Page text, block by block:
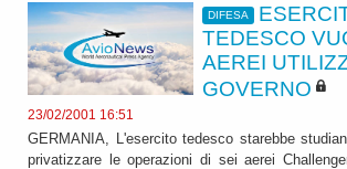
DIFESA
TEDESCO
AEREI
GOVERNO
23/02/2001 16:51
GERMANIA, L'esercito tedesco starebbe
privatizzare le operazioni di sei aerei